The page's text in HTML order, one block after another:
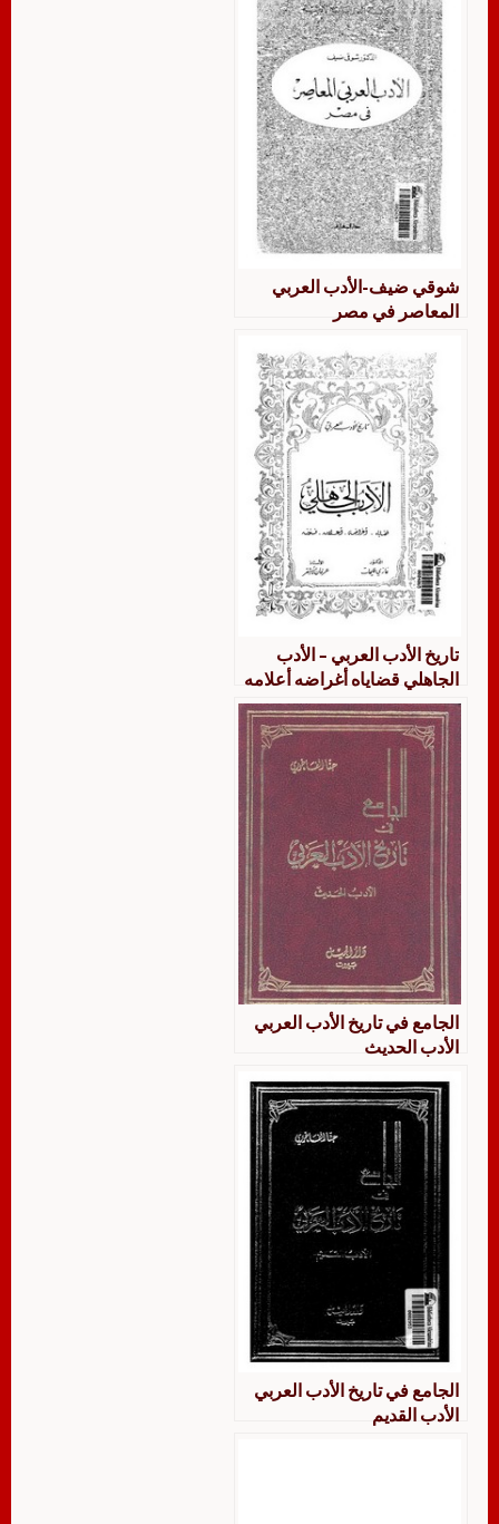
شوقي ضيف-الأدب العربي
المعاصر في مصر
تاريخ الأدب العربي – الأدب
الجاهلي قضاياه أغراضه أعلامه
فنونه
الجامع في تاريخ الأدب العربي
الأدب الحديث
الجامع في تاريخ الأدب العربي
الأدب القديم